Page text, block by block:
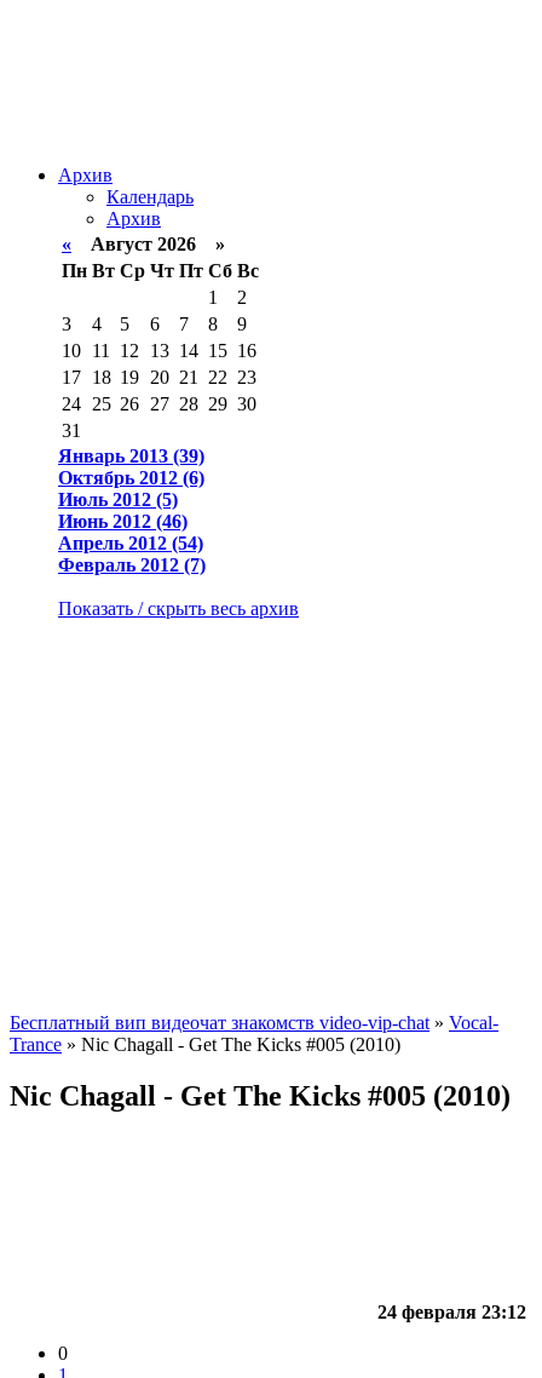
Архив
Календарь
Архив
« Август 2026 »
Пн Вт Ср Чт Пт Сб Вс
1
2
3
4 5 6 7 8
9
10 11 12 13 14 15 16
17 18 19 20 21 22 23
24 25 26 27 28 29 30
31
Январь 2013 (39)
Октябрь 2012 (6)
Июль 2012 (5)
Июнь 2012 (46)
Апрель 2012 (54)
Февраль 2012 (7)
Показать / скрыть весь архив
Бесплатный вип видеочат знакомств video-vip-chat » Vocal-
Trance » Nic Chagall - Get The Kicks #005 (2010)
Nic Chagall - Get The Kicks #005 (2010)
24 февраля 23:12
0